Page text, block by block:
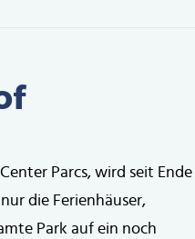
Parcs, wird seit Ende
die Ferienhäuser,
Park auf ein noch